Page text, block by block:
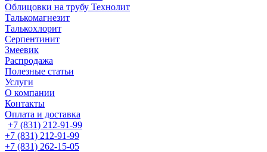
Облицовки на трубу Технолит
Талькомагнезит
Талькохлорит
Серпентинит
Змеевик
Распродажа
Полезные статьи
Услуги
О компании
Контакты
Оплата и доставка
+7 (831) 212-91-99
+7 (831) 212-91-99
+7 (831) 262-15-05